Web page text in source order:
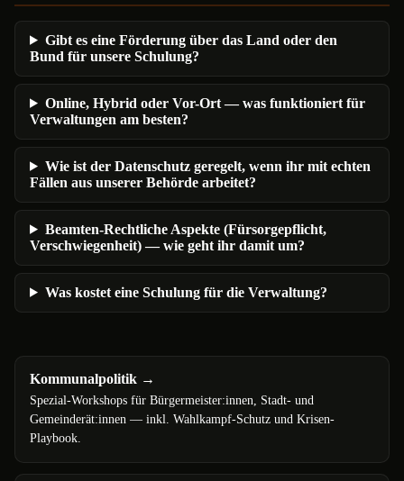
Gibt es eine Förderung über das Land oder den
Bund für unsere Schulung?
Online, Hybrid oder Vor-Ort — was funktioniert für
Verwaltungen am besten?
Wie ist der Datenschutz geregelt, wenn ihr mit echten
Fällen aus unserer Behörde arbeitet?
Beamten-Rechtliche Aspekte (Fürsorgepflicht,
Verschwiegenheit) — wie geht ihr damit um?
Was kostet eine Schulung für die Verwaltung?
Kommunalpolitik →
Spezial-Workshops für Bürgermeister:innen, Stadt- und
Gemeinderät:innen — inkl. Wahlkampf-Schutz und Krisen-
Playbook.